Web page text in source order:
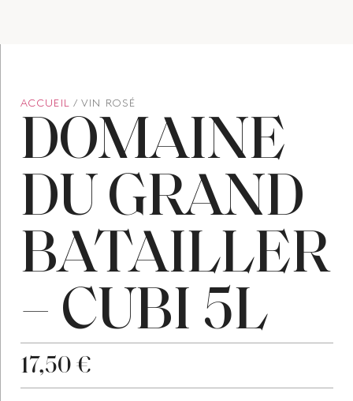
ACCUEIL / VIN ROSÉ
DOMAINE
DU GRAND
BATAILLER
– CUBI 5L
17,50 €